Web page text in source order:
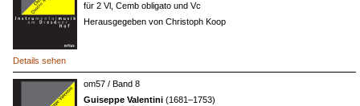
für 2 Vl, Cemb obligato und Vc
Herausgegeben von Christoph Koop
Details sehen
om57 / Band 8
Guiseppe Valentini (1681–1753)